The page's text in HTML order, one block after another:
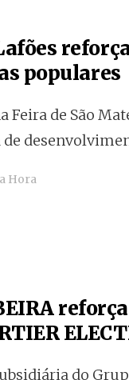
populares
Feira de São
de
Hora
do